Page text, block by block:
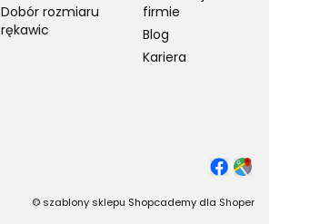
Dobór rozmiaru
rękawic
firmie
Blog
Kariera
© szablony sklepu Shopcademy dla Shoper